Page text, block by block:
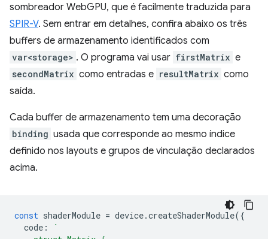
sombreador WebGPU, que é facilmente traduzida para
SPIR-V. Sem entrar em detalhes, confira abaixo os três
buffers de armazenamento identificados com
var<storage> . O programa vai usar firstMatrix e
secondMatrix como entradas e resultMatrix como
saída.
Cada buffer de armazenamento tem uma decoração
binding usada que corresponde ao mesmo índice
definido nos layouts e grupos de vinculação declarados
acima.
const shaderModule = device.createShaderModule({
code :
`